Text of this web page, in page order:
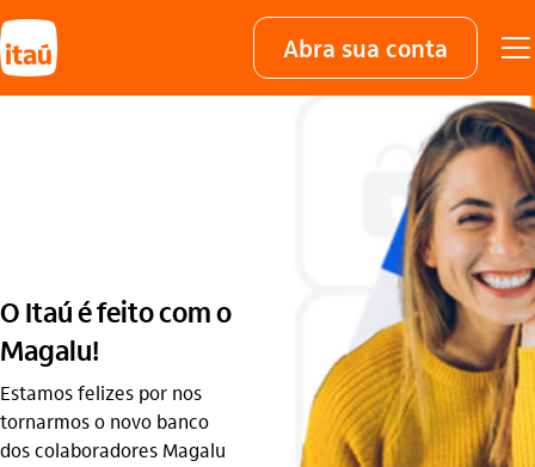
Abra sua conta
O Itaú é feito com o
Magalu!
Estamos felizes por nos
tornarmos o novo banco
dos colaboradores Magalu